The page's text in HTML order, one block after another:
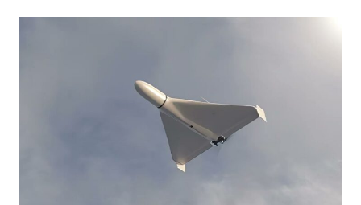
предстал перед судом— Виктория Фуртунэ подала на